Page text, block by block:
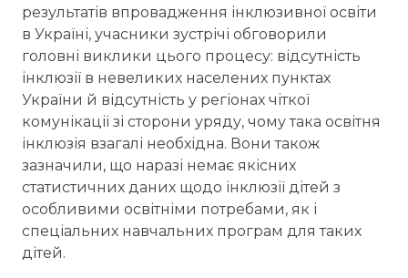
результатів впровадження інклюзивної освіти
в Україні, учасники зустрічі обговорили
головні виклики цього процесу: відсутність
інклюзії в невеликих населених пунктах
України й відсутність у регіонах чіткої
комунікації зі сторони уряду, чому така освітня
інклюзія взагалі необхідна. Вони також
зазначили, що наразі немає якісних
статистичних даних щодо інклюзії дітей з
особливими освітніми потребами, як і
спеціальних навчальних програм для таких
дітей.